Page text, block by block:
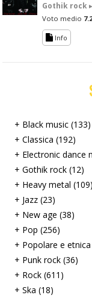
Gothik rock
Voto medio
Info
+ Black music (133)
+ Classica (192)
+ Electronic dance
+ Gothik rock (12)
+ Heavy metal (109)
+ Jazz (23)
+ New age (38)
+ Pop (256)
+ Popolare e etnica
+ Punk rock (36)
+ Rock (611)
+ Ska (18)